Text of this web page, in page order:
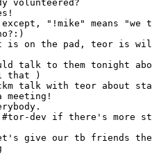
talk with teor about